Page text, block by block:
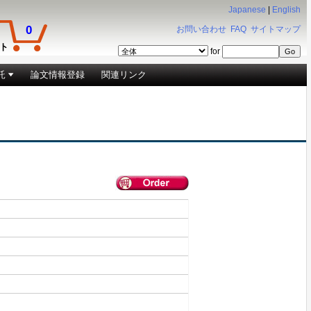
0
Japanese
English
お問い合わせ FAQ サイトマップ
for
論文情報登録 関連リンク